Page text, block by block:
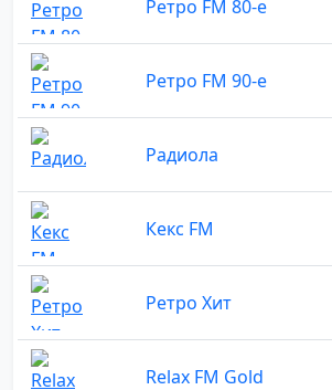
Ретро FM 80-е
Ретро FM 90-е
Радиола
Кекс FM
Ретро Хит
Relax FM Gold